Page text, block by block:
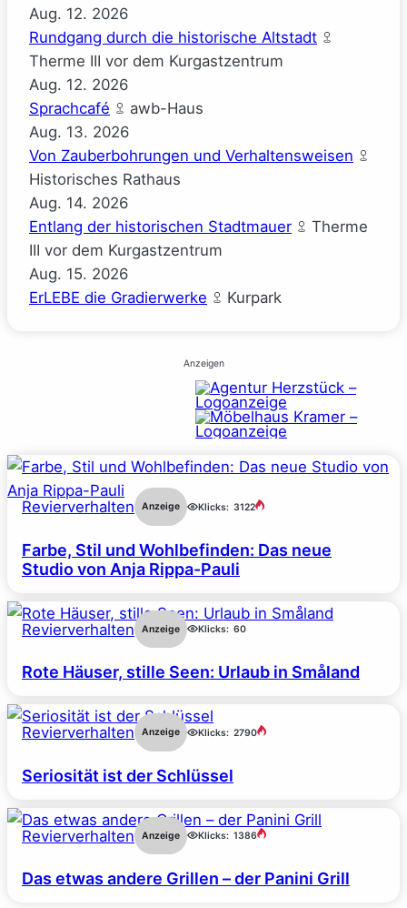
Aug. 12. 2026
Rundgang durch die historische Altstadt
Therme III vor dem Kurgastzentrum
Aug. 12. 2026
Sprachcafé
awb-Haus
Aug. 13. 2026
Von Zauberbohrungen und Verhaltensweisen
Historisches Rathaus
Aug. 14. 2026
Entlang der historischen Stadtmauer
Therme
III vor dem Kurgastzentrum
Aug. 15. 2026
ErLEBE die Gradierwerke
Kurpark
Anzeigen
Revierverhalten Anzeige Klicks: 3122
Farbe, Stil und Wohlbefinden: Das neue
Studio von Anja Rippa-Pauli
Revierverhalten Anzeige Klicks: 60
Rote Häuser, stille Seen: Urlaub in Småland
Revierverhalten Anzeige Klicks: 2790
Seriosität ist der Schlüssel
Revierverhalten Anzeige Klicks: 1386
Das etwas andere Grillen – der Panini Grill